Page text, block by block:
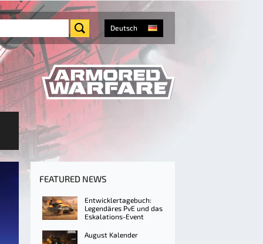
Deutsch
FEATURED NEWS
Entwicklertagebuch:
Legendäres PvE und das
Eskalations-Event
August Kalender